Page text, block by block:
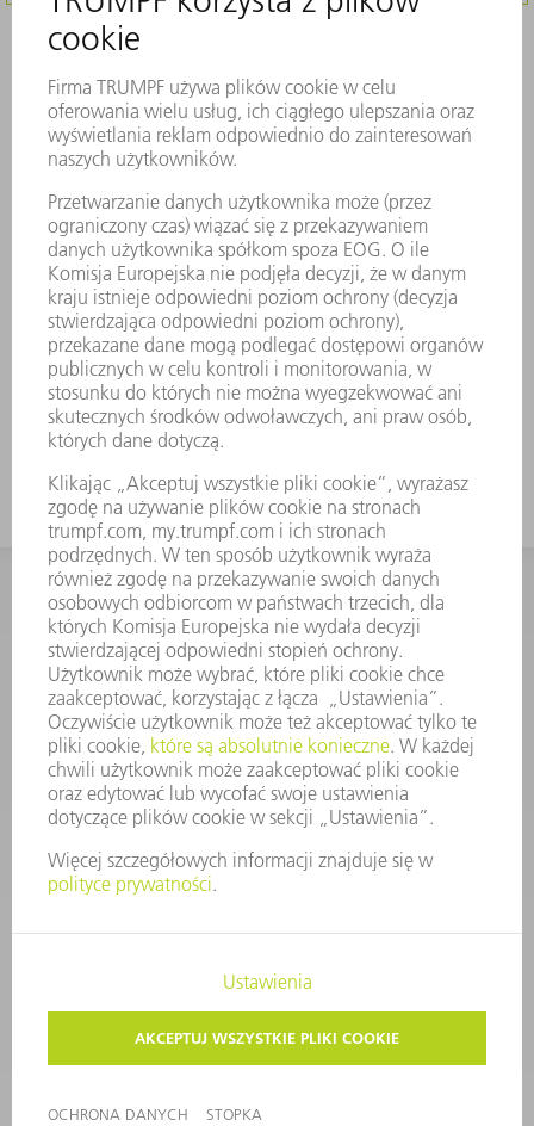
KONTAKT
Dział Części Zamiennych i Narzędzi
48225753936
8.00 - 17.00
czesci.zamienne@trumpf.com
PRAWA AUTORSKIE I PRAWA DOTYCZĄCE ZNAKÓW TOWAROWYCH
WARUNKI UŻYTKOWANIA
©2026TRUMPF